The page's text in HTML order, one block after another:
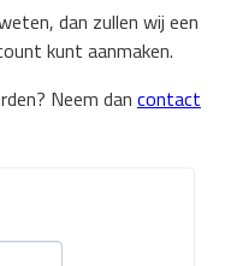
dan zullen wij een
kunt aanmaken.
Neem dan contact